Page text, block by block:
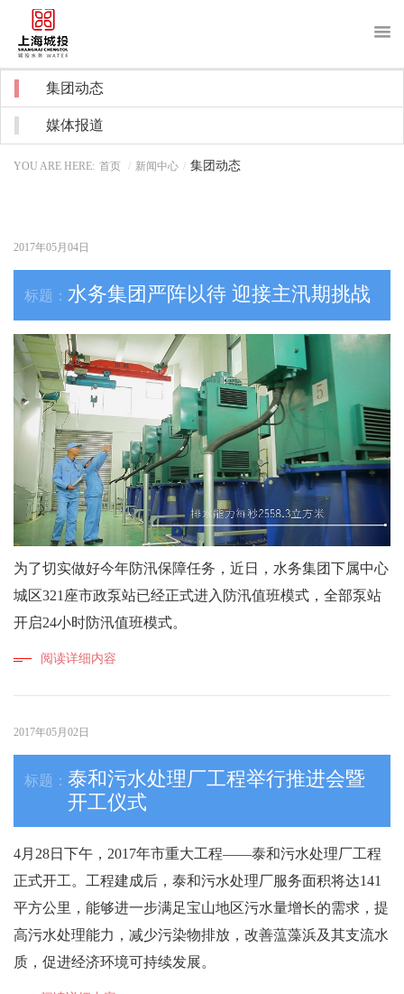
关于我们
新闻中心
信息公开 Notice
客户服务
集团动态
媒体报道
YOU ARE HERE: 首页 / 新闻中心 / 集团动态
2017年05月04日
水务集团严阵以待 迎接主汛期挑战
为了切实做好今年防汛保障任务，近日，水务集团下属中心
城区321座市政泵站已经正式进入防汛值班模式，全部泵站
开启24小时防汛值班模式。
阅读详细内容
2017年05月02日
泰和污水处理厂工程举行推进会暨
开工仪式
4月28日下午，2017年市重大工程——泰和污水处理厂工程
正式开工。工程建成后，泰和污水处理厂服务面积将达141
平方公里，能够进一步满足宝山地区污水量增长的需求，提
高污水处理能力，减少污染物排放，改善蕰藻浜及其支流水
质，促进经济环境可持续发展。